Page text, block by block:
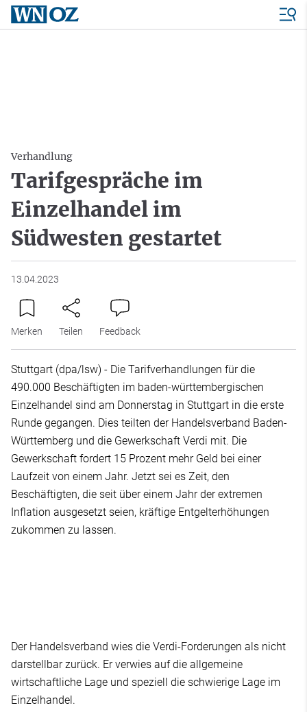
Verhandlung
Tarifgespräche im
Einzelhandel im
Südwesten gestartet
13.04.2023
Merken Teilen Feedback
Stuttgart (dpa/lsw) - Die Tarifverhandlungen für die
490.000 Beschäftigten im baden-württembergischen
Einzelhandel sind am Donnerstag in Stuttgart in die erste
Runde gegangen. Dies teilten der Handelsverband Baden-
Württemberg und die Gewerkschaft Verdi mit. Die
Gewerkschaft fordert 15 Prozent mehr Geld bei einer
Laufzeit von einem Jahr. Jetzt sei es Zeit, den
Beschäftigten, die seit über einem Jahr der extremen
Inflation ausgesetzt seien, kräftige Entgelterhöhungen
zukommen zu lassen.
Der Handelsverband wies die Verdi-Forderungen als nicht
darstellbar zurück. Er verwies auf die allgemeine
wirtschaftliche Lage und speziell die schwierige Lage im
Einzelhandel.